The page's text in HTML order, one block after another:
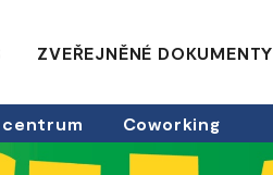
ZVEŘEJNĚNÉ DOKUMENTY
Coworking